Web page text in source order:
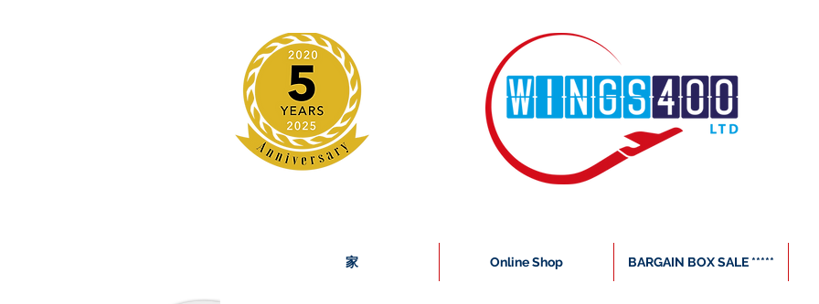
家 Online Shop BARGAIN BOX SALE *****